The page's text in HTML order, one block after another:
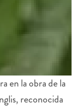
en la obra de la
reconocida